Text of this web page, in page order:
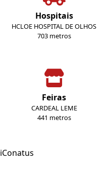
Hospitais
HCLOE HOSPITAL DE OLHOS
703 metros
Feiras
CARDEAL LEME
441 metros
iConatus